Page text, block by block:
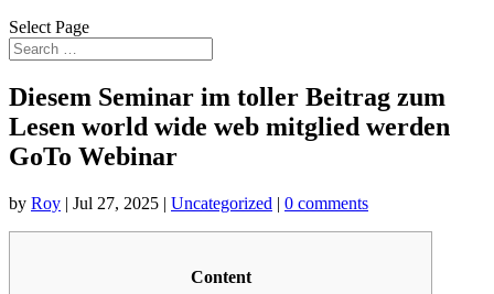
Select Page
Diesem Seminar im toller Beitrag zum
Lesen world wide web mitglied werden
GoTo Webinar
by Roy | Jul 27, 2025 | Uncategorized | 0 comments
Content